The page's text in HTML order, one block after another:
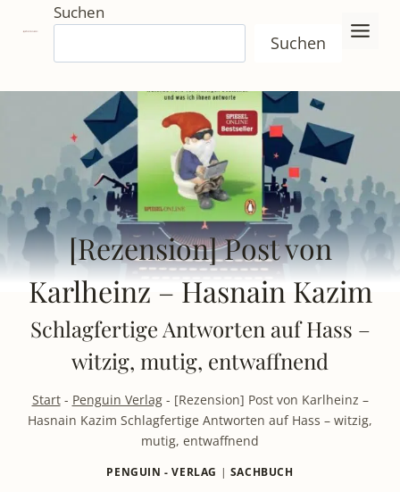
Inhalt
springen
Suchen
Suchen
[Rezension] Post von
Karlheinz – Hasnain Kazim
Schlagfertige Antworten auf Hass –
witzig, mutig, entwaffnend
Start- Penguin Verlag- [Rezension] Post von Karlheinz –
Hasnain Kazim Schlagfertige Antworten auf Hass – witzig,
mutig, entwaffnend
PENGUIN - VERLAG | SACHBUCH